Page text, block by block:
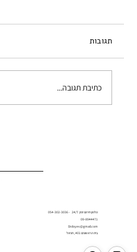
תגובות
כתיבת תגובה...
טלפון חירום זמין 24/7 - 054-302-3036
09-8944471
Drdoyev@gmail.com
בית הראשונים 401 , חניאל